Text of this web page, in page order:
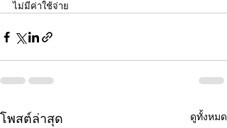
ไม่มีค่าใช้จ่าย
โพสต์ล่าสุด ดูทั้งหมด